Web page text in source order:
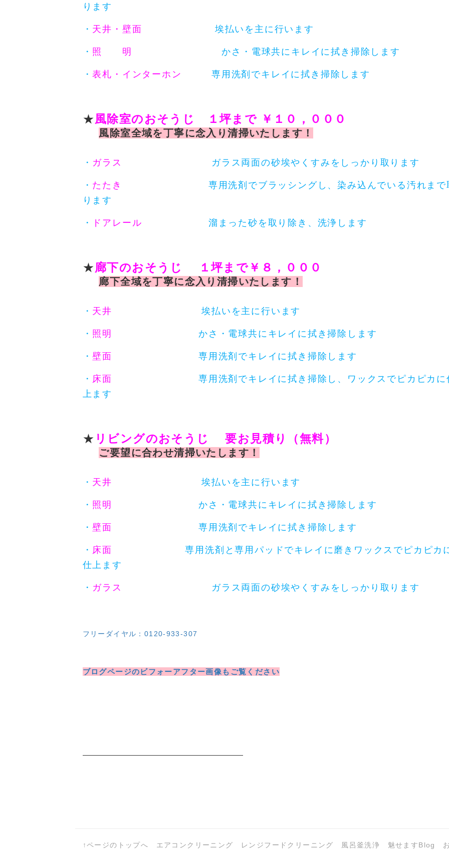
ります
・ 天井・壁面 埃払いを主に行います
・ 照 明 かさ・電球共にキレイに拭き掃除します
・表札・インターホン 専用洗剤でキレイに拭き掃除します
★風除室のおそうじ １坪まで ￥１０，０００
風除室全域を丁寧に念入り清掃いたします！
・ ガラス ガラス両面の砂埃やくすみをしっかり取ります
・ たたき
専用洗剤でブラッシングし、染み込んでいる汚れまで
ります
・ ドアレール 溜まった砂を取り除き、洗浄します
★廊下のおそうじ １坪まで￥８，０００
廊下全域を丁寧に念入り清掃いたします！
・ 天井 埃払いを主に行います
・ 照明 かさ・電球共にキレイに拭き掃除します
・壁面 専用洗剤でキレイに拭き掃除します
・ 床面
専用洗剤でキレイに拭き掃除し、ワックスでピカピカに
上ます
★ リビングのおそうじ 要お見積り（無料）
ご要望に合わせ清掃いたします！
・ 天井 埃払いを主に行います
・ 照明 かさ・電球共にキレイに拭き掃除します
・壁面 専用洗剤でキレイに拭き掃除します
・ 床面
専用洗剤と専用パッドでキレイに磨きワックスでピカピカ
仕上ます
・ ガラス ガラス両面の砂埃やくすみをしっかり取ります
フリーダイヤル：0120-933-307
ブログページのビフォーアフター画像もご覧ください
↑ページのトップへ エアコンクリーニング レンジフードクリーニング 風呂釜洗浄 魅せますBlog